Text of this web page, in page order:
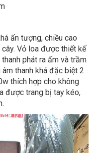
ấn tượng, chiều cao
Vỏ loa được thiết kế
phát ra ấm và trầm
thanh khá đặc biệt 2
thích hợp cho không
được trang bị tay kéo,